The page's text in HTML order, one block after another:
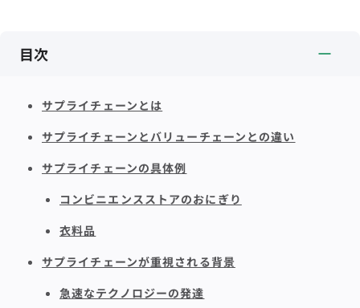
目次
サプライチェーンとは
サプライチェーンとバリューチェーンとの違い
サプライチェーンの具体例
コンビニエンスストアのおにぎり
衣料品
サプライチェーンが重視される背景
急速なテクノロジーの発達